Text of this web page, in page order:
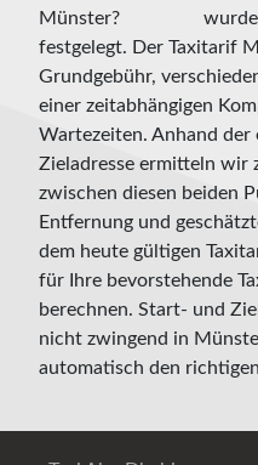
festgelegt. Der Taxitarif
Grundgebühr,
einer zeitabhängigen
Wartezeiten. Anhand der
Zieladresse ermitteln wir
zwischen diesen beiden
Entfernung und
dem heute gültigen
für Ihre bevorstehende
berechnen. Start- und
nicht zwingend in
automatisch den